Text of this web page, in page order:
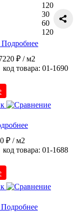
120
30
60
120
Подробнее
₽ / м2
код товара: 01-1690
₽ / м2
код товара: 01-1688
Подробнее